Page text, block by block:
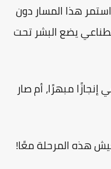
هذا المسار دون
يضع البشر تحت
مبهرًا، أم صار
هذه المرحلة معًا!